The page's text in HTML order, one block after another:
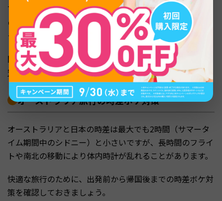
7時間以上のフライトとなるため、座席の快適さや機内食
の有無は旅の満足度に影響します。価格だけでなく、トー
タルのサービス内容を比較して選ぶのがおすすめです。
関連記事： オーストラリア旅行の費用はいくら？予算の目
安と節約のコツ
オーストラリア旅行の時差ボケ対策
オーストラリアと日本の時差は最大でも2時間（サマータ
イム期間中のシドニー）と小さいですが、長時間のフライ
トや南北の移動により体内時計が乱れることがあります。
快適な旅行のために、出発前から帰国後までの時差ボケ対
策を確認しておきましょう。